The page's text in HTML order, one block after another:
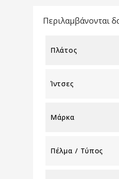
Περιλαμβάνονται
Πλάτος
Ίντσες
Μάρκα
Πέλμα / Τύπος